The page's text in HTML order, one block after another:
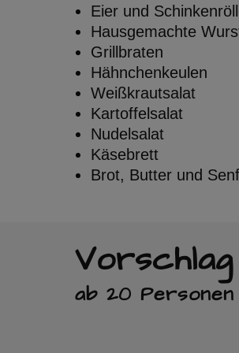
Eier und
Hausgemachte
Grillbraten
Hähnchenkeulen
Weißkrautsalat
Kartoffelsalat
Nudelsalat
Käsebrett
Brot, Butter und
ab 20 Personen